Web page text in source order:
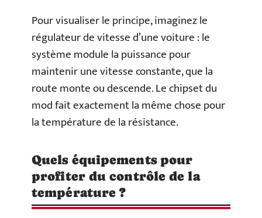
Pour visualiser le principe, imaginez le
régulateur de vitesse d’une voiture : le
système module la puissance pour
maintenir une vitesse constante, que la
route monte ou descende. Le chipset du
mod fait exactement la même chose pour
la température de la résistance.
Quels équipements pour
profiter du contrôle de la
température ?